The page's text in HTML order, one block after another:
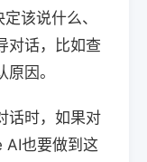
该说什么、
对话，比如查
因。
话时，如果对
AI也要做到这